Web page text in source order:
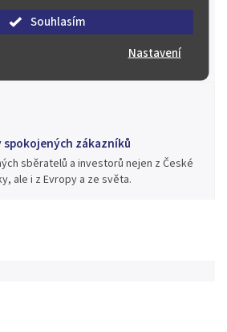
Souhlasím
Nastavení
nepřetržitě již od roku 2000
našich aukcích prodali významné sbírky i
mincí, bankovek, řádů a vyznamenání
zákazníků
sběratelů a investorů nejen z České
ale i z Evropy a ze světa.